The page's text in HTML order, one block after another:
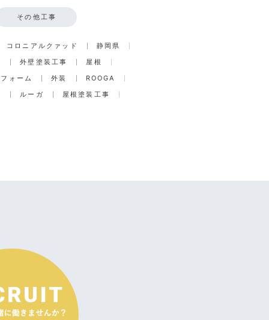
その他工事
コロニアルクァッド
静岡県
外壁塗装工事
屋根
ォーム
外装
ROOGA
ルーガ 屋根塗装工事